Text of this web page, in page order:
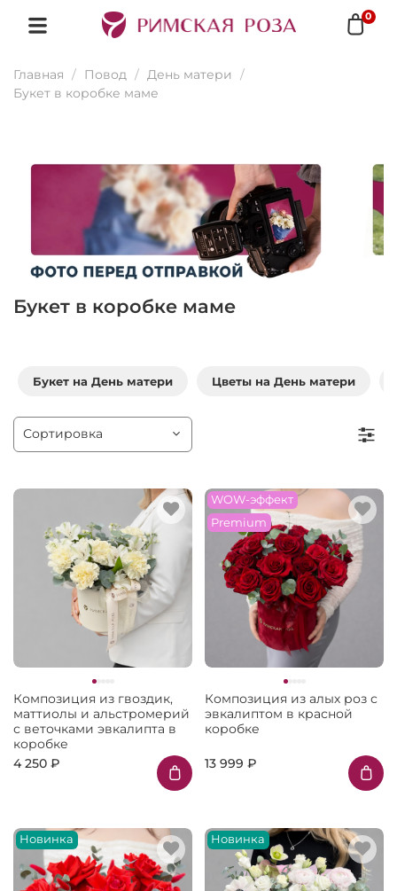
0
Главная Повод
День матери
Букет в коробке маме
Букет в коробке маме
Букет на День матери Цветы на День матери
Композиция из гвоздик,
маттиолы и альстромерий
с веточками эвкалипта в
коробке
4 250 ₽
WOW-эффект
Premium
Композиция из алых роз с
эвкалиптом в красной
коробке
13 999 ₽
Новинка Новинка